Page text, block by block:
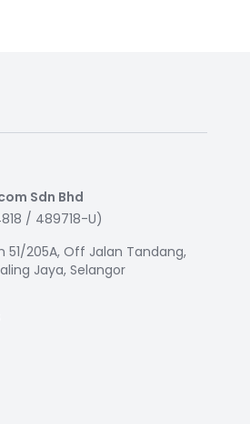
Sdn Bhd
/ 489718-U)
51/205A, Off Jalan Tandang,
Jaya, Selangor